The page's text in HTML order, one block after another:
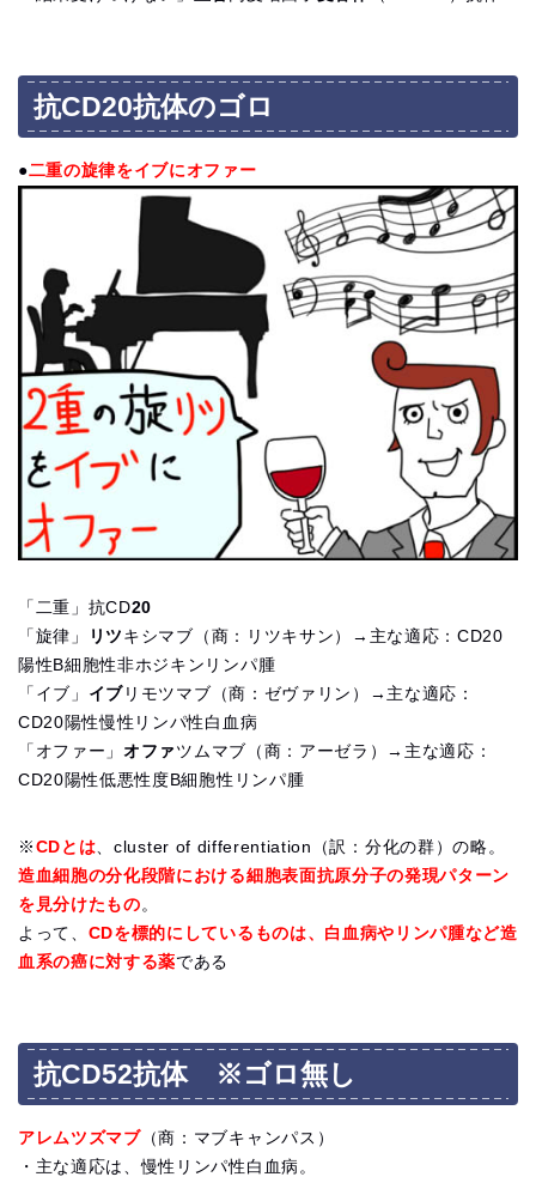
抗CD20抗体のゴロ
●二重の旋律をイブにオファー
「二重」抗CD20
「旋律」
リツ キシマブ（商：リツキサン）→主な適応：CD20
陽性B細胞性非ホジキンリンパ腫
「イブ」 イブ リモツマブ（商：ゼヴァリン）→主な適応：
CD20陽性慢性リンパ性白血病
「オファー」オファ ツムマブ（商：アーゼラ）→主な適応：
CD20陽性低悪性度B細胞性リンパ腫
※ CDとは、cluster of differentiation（訳：分化の群）の略。
造血細胞の分化段階における細胞表面抗原分子の発現パターン
を見分けたもの。
よって、 CDを標的にしているものは、白血病やリンパ腫など造
血系の癌に対する薬である
抗CD52抗体 ※ゴロ無し
アレムツズマブ（商：マブキャンパス）
・主な適応は、慢性リンパ性白血病。